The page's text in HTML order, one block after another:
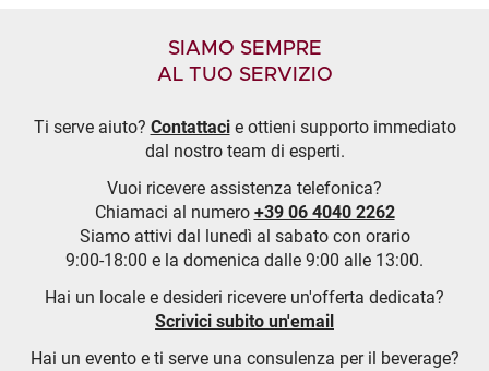
SIAMO SEMPRE
AL TUO SERVIZIO
Ti serve aiuto? Contattacie ottieni supporto immediato
dal nostro team di esperti.
Vuoi ricevere assistenza telefonica?
Chiamaci al numero +39 06 4040 2262
Siamo attivi dal lunedì al sabato con orario
9:00-18:00 e la domenica dalle 9:00 alle 13:00.
Hai un locale e desideri ricevere un'offerta dedicata?
Scrivici subito un'email
Hai un evento e ti serve una consulenza per il beverage?